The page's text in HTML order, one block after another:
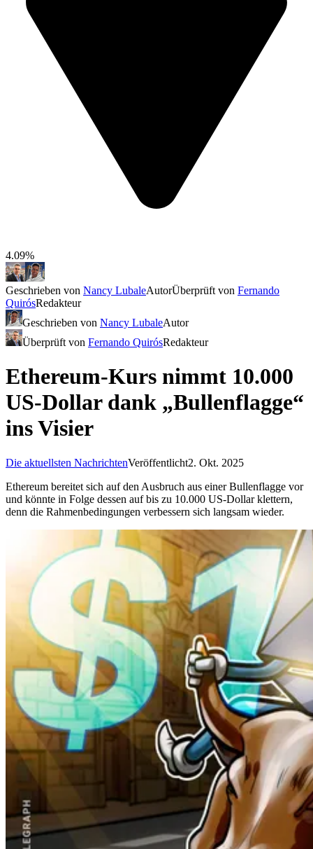
4.09%
Geschrieben von Nancy LubaleAutorÜberprüft von Fernando
QuirósRedakteur
Geschrieben von Nancy LubaleAutor
Überprüft von Fernando QuirósRedakteur
Ethereum-Kurs nimmt 10.000
US-Dollar dank „Bullenflagge“
ins Visier
Die aktuellsten NachrichtenVeröffentlicht2. Okt. 2025
Ethereum bereitet sich auf den Ausbruch aus einer Bullenflagge vor
und könnte in Folge dessen auf bis zu 10.000 US-Dollar klettern,
denn die Rahmenbedingungen verbessern sich langsam wieder.